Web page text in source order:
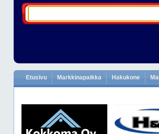
Etusivu Markkinapaikka Hakukone